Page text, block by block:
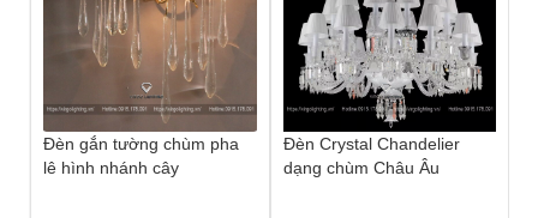
Đèn gắn tường chùm pha
lê hình nhánh cây
Đèn Crystal Chandelier
dạng chùm Châu Âu